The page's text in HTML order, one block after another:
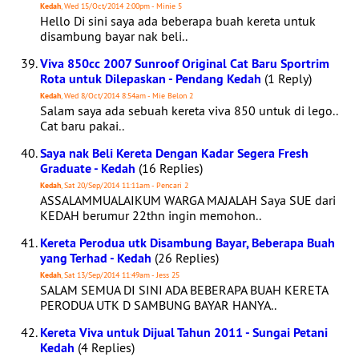
Kedah, Wed 15/Oct/2014 2:00pm - Minie 5
Hello Di sini saya ada beberapa buah kereta untuk
disambung bayar nak beli..
Viva 850cc 2007 Sunroof Original Cat Baru Sportrim
Rota untuk Dilepaskan - Pendang Kedah (1 Reply)
Kedah, Wed 8/Oct/2014 8:54am - Mie Belon 2
Salam saya ada sebuah kereta viva 850 untuk di lego..
Cat baru pakai..
Saya nak Beli Kereta Dengan Kadar Segera Fresh
Graduate - Kedah (16 Replies)
Kedah, Sat 20/Sep/2014 11:11am - Pencari 2
ASSALAMMUALAIKUM WARGA MAJALAH Saya SUE dari
KEDAH berumur 22thn ingin memohon..
Kereta Perodua utk Disambung Bayar, Beberapa Buah
yang Terhad - Kedah (26 Replies)
Kedah, Sat 13/Sep/2014 11:49am - Jess 25
SALAM SEMUA DI SINI ADA BEBERAPA BUAH KERETA
PERODUA UTK D SAMBUNG BAYAR HANYA..
Kereta Viva untuk Dijual Tahun 2011 - Sungai Petani
Kedah (4 Replies)